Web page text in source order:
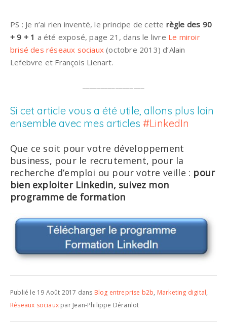
PS : Je n’ai rien inventé, le principe de cette règle des 90
+ 9 + 1 a été exposé, page 21, dans le livre Le miroir
brisé des réseaux sociaux (octobre 2013) d’Alain
Lefebvre et François Lienart.
Si cet article vous a été utile, allons plus loin
ensemble avec mes articles #LinkedIn
Que ce soit pour votre développement
business, pour le recrutement, pour la
recherche d’emploi ou pour votre veille : pour
bien exploiter Linkedin, suivez mon
programme de formation
Publié le 19 Août 2017 dans Blog entreprise b2b, Marketing digital,
Réseaux sociaux par Jean-Philippe Déranlot